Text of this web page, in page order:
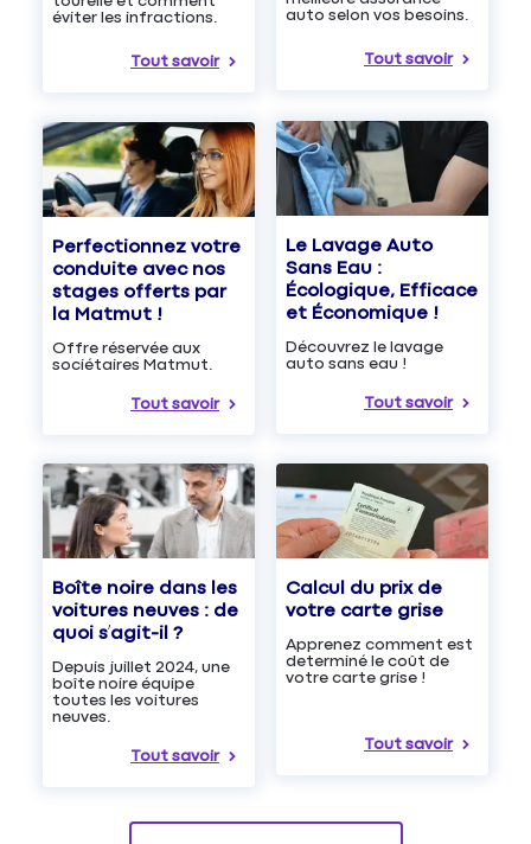
éviter les infractions.
Tout savoir
auto selon vos besoins.
Tout savoir
Perfectionnez votre
conduite avec nos
stages offerts par
la Matmut !
Offre réservée aux
sociétaires Matmut.
Tout savoir
Le Lavage Auto
Sans Eau :
Écologique, Efficace
et Économique !
Découvrez le lavage
auto sans eau !
Tout savoir
Boîte noire dans les
voitures neuves : de
quoi s’agit-il ?
Depuis juillet 2024, une
boîte noire équipe
toutes les voitures
neuves.
Tout savoir
Calcul du prix de
votre carte grise
Apprenez comment est
determiné le coût de
votre carte grise !
Tout savoir